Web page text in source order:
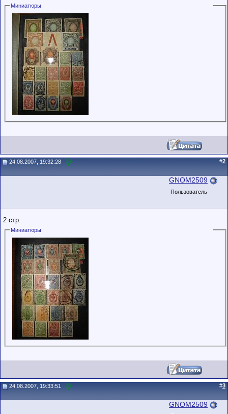
Миниатюры
24.08.2007, 19:32:28 #2
GNOM2509
Пользователь
2 стр.
Миниатюры
24.08.2007, 19:33:51 #3
GNOM2509